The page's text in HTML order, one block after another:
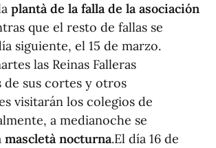
plantà de la falla de la asociación
que el resto de fallas se
siguiente, el 15 de marzo.
las Reinas Falleras
de sus cortes y otros
visitarán los colegios de
a medianoche se
mascletà nocturna.El día 16 de